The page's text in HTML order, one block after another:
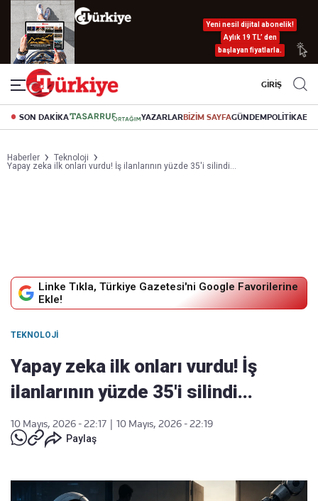
Yeni nesil dijital abonelik!
Aylık 19 TL’ den
başlayan fiyatlarla.
GİRİŞ
SON DAKİKA YAZARLARBİZİM SAYFAGÜNDEMPOLİTİKA
Haberler
Teknoloji
Yapay zeka ilk onları vurdu! İş ilanlarının yüzde 35'i silindi...
Linke Tıkla, Türkiye Gazetesi'ni Google Favorilerine
Ekle!
TEKNOLOJI
Yapay zeka ilk onları vurdu! İş
ilanlarının yüzde 35'i silindi...
10 Mayıs, 2026 - 22:17
10 Mayıs, 2026 - 22:19
Paylaş